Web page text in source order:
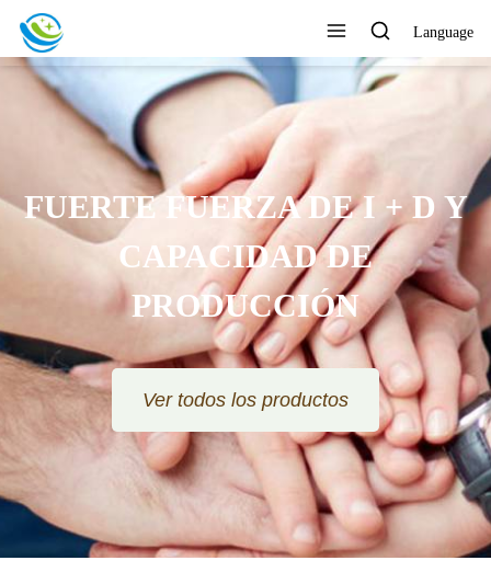
Language
FUERTE FUERZA DE I + D Y
CAPACIDAD DE
PRODUCCIÓN
Ver todos los productos